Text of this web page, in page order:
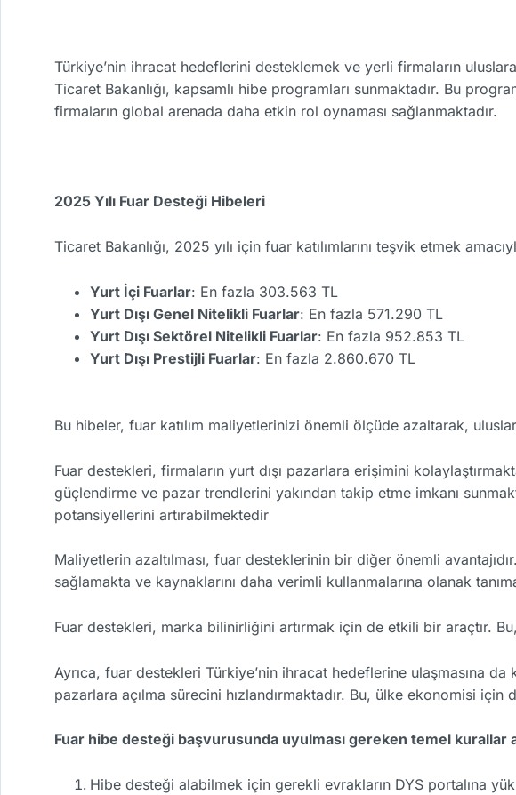
Türkiye’nin ihracat hedeflerini desteklemek ve yerli firmaların
Ticaret Bakanlığı, kapsamlı hibe programları sunmaktadır. Bu
firmaların global arenada daha etkin rol oynaması sağlanmaktadır.
2025 Yılı Fuar Desteği Hibeleri
Ticaret Bakanlığı, 2025 yılı için fuar katılımlarını teşvik etmek
Yurt İçi Fuarlar: En fazla 303.563 TL
Yurt Dışı Genel Nitelikli Fuarlar: En fazla 571.290 TL
Yurt Dışı Sektörel Nitelikli Fuarlar: En fazla 952.853 TL
Yurt Dışı Prestijli Fuarlar: En fazla 2.860.670 TL
Bu hibeler, fuar katılım maliyetlerinizi önemli ölçüde azaltarak,
Fuar destekleri, firmaların yurt dışı pazarlara erişimini
güçlendirme ve pazar trendlerini yakından takip etme imkanı
potansiyellerini artırabilmektedir
Maliyetlerin azaltılması, fuar desteklerinin bir diğer önemli
sağlamakta ve kaynaklarını daha verimli kullanmalarına olanak
Fuar destekleri, marka bilinirliğini artırmak için de etkili bir araçtır.
Ayrıca, fuar destekleri Türkiye’nin ihracat hedeflerine ulaşmasına da
pazarlara açılma sürecini hızlandırmaktadır. Bu, ülke ekonomisi
Fuar hibe desteği başvurusunda uyulması gereken temel kurallar
Hibe desteği alabilmek için gerekli evrakların DYS portalına